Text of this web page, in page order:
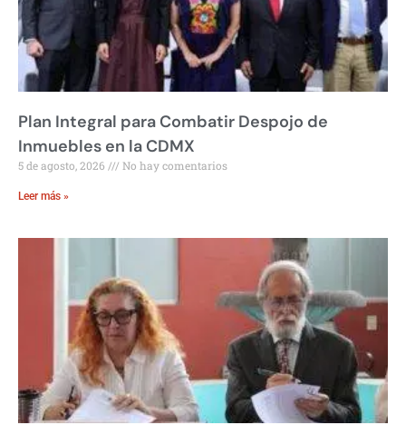
Plan Integral para Combatir Despojo de
Inmuebles en la CDMX
5 de agosto, 2026 No hay comentarios
Leer más »